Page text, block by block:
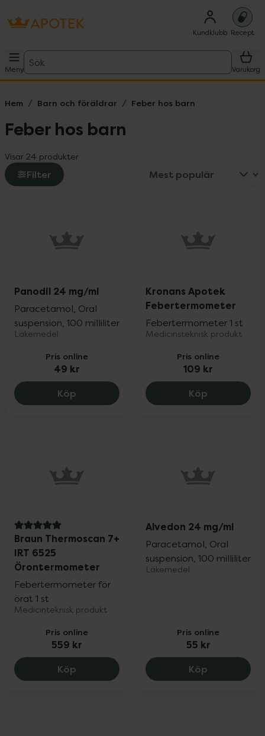
Kundklubb Recept
Meny
Sök
Varukorg
Hem Barn och föräldrar Feber hos barn
Feber hos barn
Visar 24 produkter
Filter
Panodil 24 mg/ml
Paracetamol, Oral
suspension, 100 milliliter
Läkemedel
Pris online
49 kr
Köp Panodil 24 mg/ml, 49 kr.
Kronans Apotek
Febertermometer
Febertermometer 1 st
Medicinsteknisk produkt
Pris online
109 kr
Köp Kronans
5 av 5 i omdöme
Braun Thermoscan 7+
IRT 6525
Örontermometer
Febertermometer för
örat 1 st
Medicinteknisk produkt
Pris online
559 kr
Köp Braun Thermoscan 7+ IRT 6525
Alvedon 24 mg/ml
Paracetamol, Oral
suspension, 100 milliliter
Läkemedel
Pris online
55 kr
Köp Alvedon